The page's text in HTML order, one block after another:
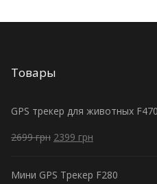
Товары
GPS трекер для животных F470
2699грн 2399 грн
Мини GPS Трекер F280